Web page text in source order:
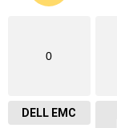
0
DELL EMC